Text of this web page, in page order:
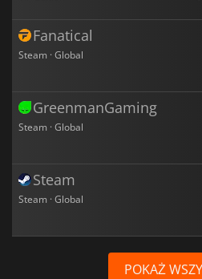
Fanatical
Steam · Global
GreenmanGaming
Steam · Global
Steam
Steam · Global
POKAŻ